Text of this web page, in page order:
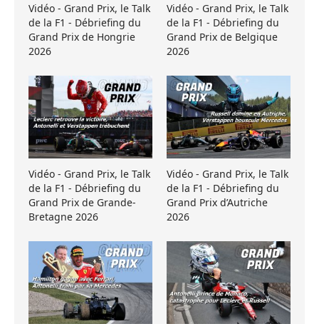
Vidéo - Grand Prix, le Talk
de la F1 - Débriefing du
Grand Prix de Hongrie
2026
Vidéo - Grand Prix, le Talk
de la F1 - Débriefing du
Grand Prix de Belgique
2026
Vidéo - Grand Prix, le Talk
de la F1 - Débriefing du
Grand Prix de Grande-
Bretagne 2026
Vidéo - Grand Prix, le Talk
de la F1 - Débriefing du
Grand Prix d’Autriche
2026